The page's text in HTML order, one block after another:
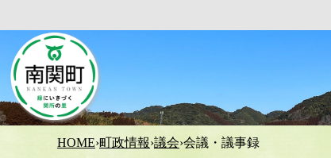
HOME›町政情報›議会›会議・議事録